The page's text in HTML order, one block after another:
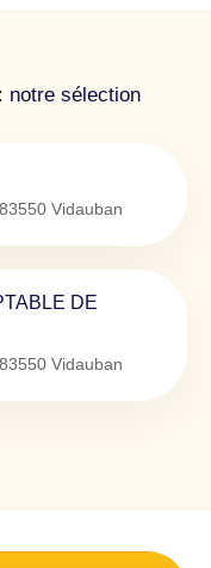
notre sélection
83550 Vidauban
DE
83550 Vidauban